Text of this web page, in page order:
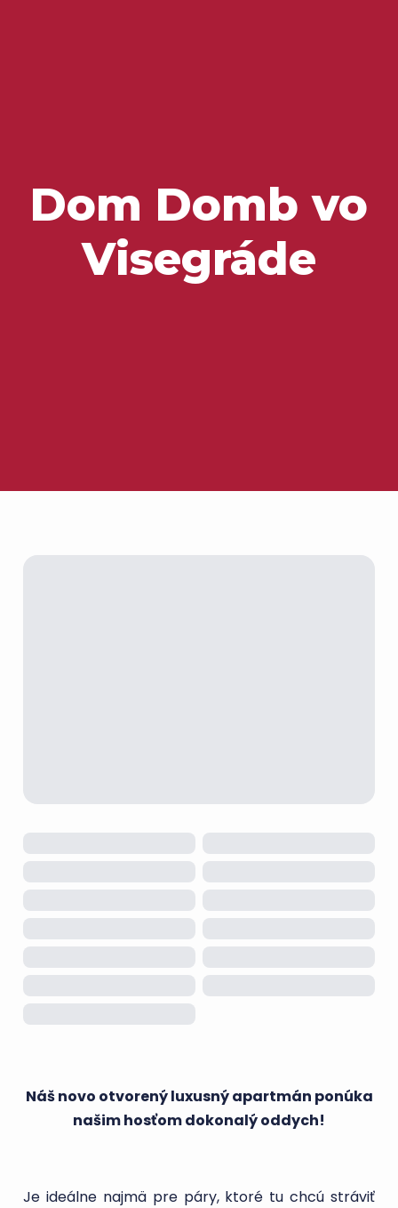
Dom Domb vo
Visegráde
Náš novo otvorený luxusný apartmán ponúka
našim hosťom dokonalý oddych!
Je ideálne najmä pre páry, ktoré tu chcú stráviť